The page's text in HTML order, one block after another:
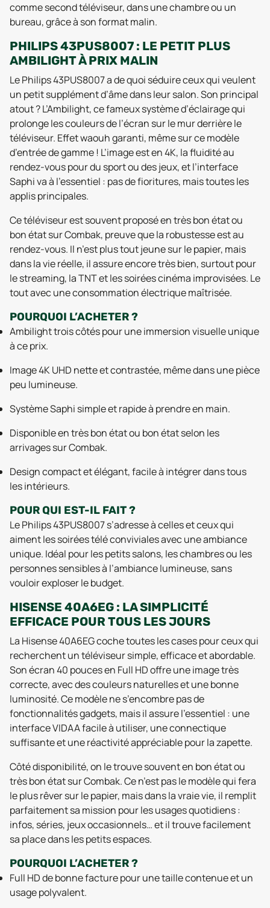
comme second téléviseur, dans une chambre ou un
bureau, grâce à son format malin.
PHILIPS 43PUS8007 : LE PETIT PLUS
AMBILIGHT À PRIX MALIN
Le Philips 43PUS8007 a de quoi séduire ceux qui veulent
un petit supplément d’âme dans leur salon. Son principal
atout ? L’Ambilight, ce fameux système d’éclairage qui
prolonge les couleurs de l’écran sur le mur derrière le
téléviseur. Effet waouh garanti, même sur ce modèle
d’entrée de gamme ! L’image est en 4K, la fluidité au
rendez-vous pour du sport ou des jeux, et l’interface
Saphi va à l’essentiel : pas de fioritures, mais toutes les
applis principales.
Ce téléviseur est souvent proposé en très bon état ou
bon état sur Combak, preuve que la robustesse est au
rendez-vous. Il n’est plus tout jeune sur le papier, mais
dans la vie réelle, il assure encore très bien, surtout pour
le streaming, la TNT et les soirées cinéma improvisées. Le
tout avec une consommation électrique maîtrisée.
POURQUOI L’ACHETER ?
Ambilight trois côtés pour une immersion visuelle unique
à ce prix.
Image 4K UHD nette et contrastée, même dans une pièce
peu lumineuse.
Système Saphi simple et rapide à prendre en main.
Disponible en très bon état ou bon état selon les
arrivages sur Combak.
Design compact et élégant, facile à intégrer dans tous
les intérieurs.
POUR QUI EST-IL FAIT ?
Le Philips 43PUS8007 s’adresse à celles et ceux qui
aiment les soirées télé conviviales avec une ambiance
unique. Idéal pour les petits salons, les chambres ou les
personnes sensibles à l’ambiance lumineuse, sans
vouloir exploser le budget.
HISENSE 40A6EG : LA SIMPLICITÉ
EFFICACE POUR TOUS LES JOURS
La Hisense 40A6EG coche toutes les cases pour ceux qui
recherchent un téléviseur simple, efficace et abordable.
Son écran 40 pouces en Full HD offre une image très
correcte, avec des couleurs naturelles et une bonne
luminosité. Ce modèle ne s’encombre pas de
fonctionnalités gadgets, mais il assure l’essentiel : une
interface VIDAA facile à utiliser, une connectique
suffisante et une réactivité appréciable pour la zapette.
Côté disponibilité, on le trouve souvent en bon état ou
très bon état sur Combak. Ce n’est pas le modèle qui fera
le plus rêver sur le papier, mais dans la vraie vie, il remplit
parfaitement sa mission pour les usages quotidiens :
infos, séries, jeux occasionnels… et il trouve facilement
sa place dans les petits espaces.
POURQUOI L’ACHETER ?
Full HD de bonne facture pour une taille contenue et un
usage polyvalent.